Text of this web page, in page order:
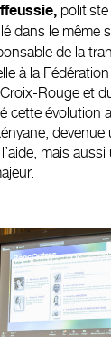
politiste
dans le même
de la
à la
Rouge et
cette évolution
devenue
mais